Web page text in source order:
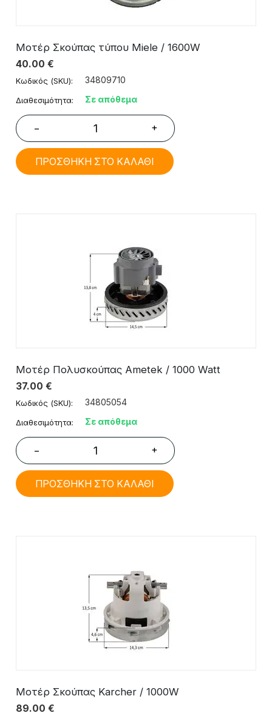
Μοτέρ Σκούπας τύπου Miele / 1600W
40.00 €
Κωδικός (SKU): 34809710
Διαθεσιμότητα: Σε απόθεμα
− +
ΠΡΟΣΘΗΚΗ ΣΤΟ ΚΑΛΑΘΙ
Μοτέρ Πολυσκούπας Ametek / 1000 Watt
37.00 €
Κωδικός (SKU): 34805054
Διαθεσιμότητα: Σε απόθεμα
− +
ΠΡΟΣΘΗΚΗ ΣΤΟ ΚΑΛΑΘΙ
Μοτέρ Σκούπας Karcher / 1000W
89.00 €